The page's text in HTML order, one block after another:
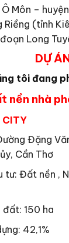
Môn –
Riềng (tỉnh
Long
DỰ
tôi đang
nền nhà
CITY
Đặng
Cần Thơ
tư: Đất nền ,
đất: 150 ha
42,1%